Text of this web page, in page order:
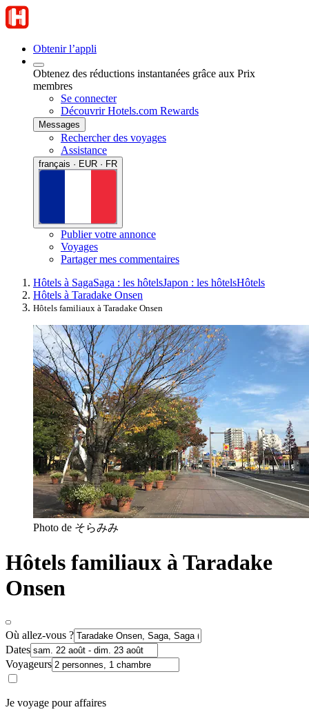
Obtenir l’appli
Obtenez des réductions instantanées grâce aux Prix
membres
Se connecter
Découvrir Hotels.com Rewards
Messages
Rechercher des voyages
Assistance
français · EUR · FR
Publier votre annonce
Voyages
Partager mes commentaires
Hôtels à SagaSaga : les hôtelsJapon : les hôtelsHôtels
Hôtels à Taradake Onsen
Hôtels familiaux à Taradake Onsen
Photo de そらみみ
Hôtels familiaux à Taradake
Onsen
Où allez-vous ?
Dates
Voyageurs
Je voyage pour affaires